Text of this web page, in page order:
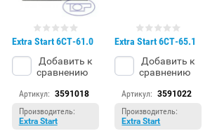
Extra Start 6CT-61.0
Добавить к
сравнению
Артикул: 3591018
Производитель:
Extra Start
Extra Start 6CT-65.1
Добавить к
сравнению
Артикул:
3591022
Производитель:
Extra Start